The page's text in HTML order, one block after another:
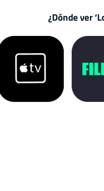
¿Dónde ver